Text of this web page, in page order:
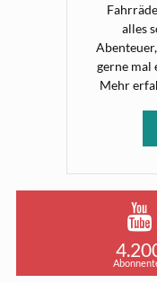
alles
gerne mal
Mehr